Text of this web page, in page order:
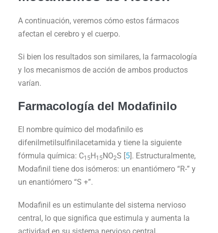
A continuación, veremos cómo estos fármacos
afectan el cerebro y el cuerpo.
Si bien los resultados son similares, la farmacología
y los mecanismos de acción de ambos productos
varían.
Farmacología del Modafinilo
El nombre químico del modafinilo es
difenilmetilsulfinilacetamida y tiene la siguiente
fórmula química: C15H15NO2S [5]. Estructuralmente,
Modafinil tiene dos isómeros: un enantiómero “R-” y
un enantiómero “S +”.
Modafinil es un estimulante del sistema nervioso
central, lo que significa que estimula y aumenta la